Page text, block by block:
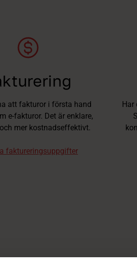
att fakturor i första hand
e-fakturor. Det är enklare,
mer kostnadseffektivt.
faktureringsuppgifter
Har